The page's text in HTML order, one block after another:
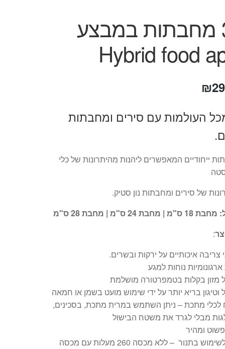
סט 3 מחבתות במבצע
Hybrid food
₪
הוא:
העולמות עם סירים ומחבתות
ייחודיים המאפשרים ליהנות מהיתרונות של כלי
של סירים ומחבתות נון סטיק.
24 ס"מ | מחבת 28 ס"מ
:
צריבה איכותיים על ירקות ובשרים.
ארגונומיות נוחות למגע
מזון בקלות בטמפרטורה מושלמת
וטיגון בריא יותר על ידי שימוש מועט בשמן או חמאה
לכלי מתכת – ניתן השתמש במרית מתכת, בסכינים,
מבלי לגרד את משטח הבישול
פשוט ומהיר
ניתן לשימוש בתנור – ללא מכסה 260 מעלות עם מכסה